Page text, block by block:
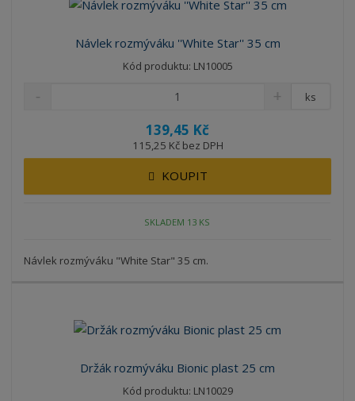
Návlek rozmýváku ''White Star'' 35 cm
Kód produktu: LN10005
139,45 Kč
115,25 Kč bez DPH
ks
KOUPIT
SKLADEM 13 KS
Návlek rozmýváku "White Star" 35 cm.
Držák rozmýváku Bionic plast 25 cm
Kód produktu: LN10029